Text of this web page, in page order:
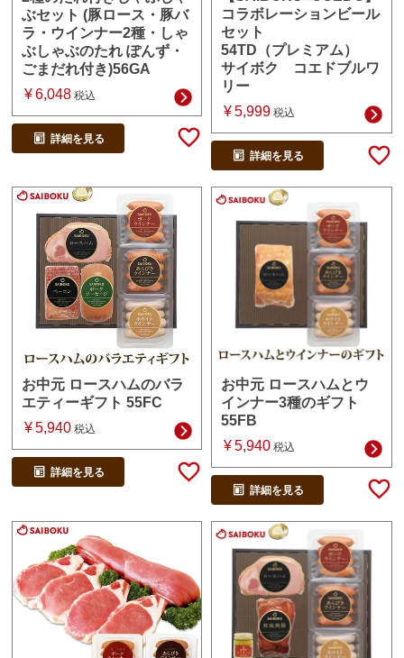
ぶセット (豚ロース・豚バ
ラ・ウインナー2種・しゃ
ぶしゃぶのたれ ぽんず・
ごまだれ付き)56GA
¥ 6,048 税込
詳細を見る
コラボレーションビール
セット
54TD（プレミアム）
サイボク コエドブルワ
リー
¥5,999 税込
詳細を見る
お中元 ロースハムのバラ
エティーギフト 55FC
¥ 5,940 税込
詳細を見る
お中元 ロースハムとウ
インナー3種のギフト
55FB
¥5,940 税込
詳細を見る